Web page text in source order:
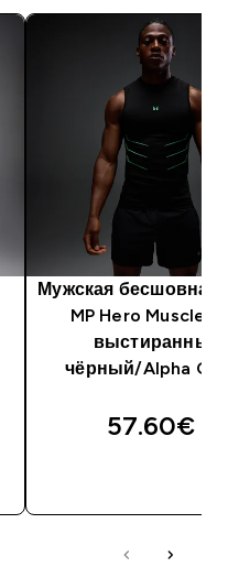
Мужская бесшовная
MP Hero Muscle
выстиранный
чёрный/Alpha
57.60€‎